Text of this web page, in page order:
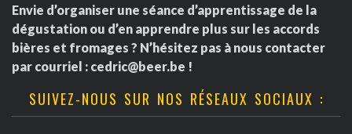
Envie d’organiser une séance d’apprentissage de la
dégustation ou d’en apprendre plus sur les accords
bières et fromages ? N’hésitez pas à nous contacter
par courriel : cedric@beer.be !
SUIVEZ-NOUS SUR NOS RÉSEAUX SOCIAUX :